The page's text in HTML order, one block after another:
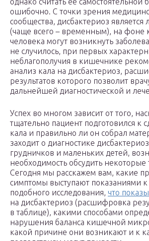
ошибочно. С точки зрения
сообщества, дисбактериоз является
(чаще всего – временным), на фоне
человека могут возникнуть
не случилось, при первых
неблагополучия в кишечнике
анализ кала на дисбактериоз,
результатов которого позволит
дальнейшей диагностической и
Успех во многом зависит от того,
тщательно пациент подготовился к
кала и правильно ли он собрал
заходит о диагностике
грудничков и маленьких детей,
необходимость обсудить некоторые
Сегодня мы расскажем вам, какие
симптомы выступают показаниями
подобного исследования, что
на дисбактериоз (расшифровка
в таблице), какими способами
нарушения баланса кишечной
какой причине они возникают и к